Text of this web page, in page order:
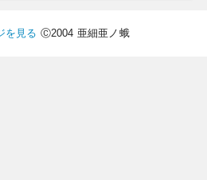
を見る Ⓒ2004 亜細亜ノ蛾